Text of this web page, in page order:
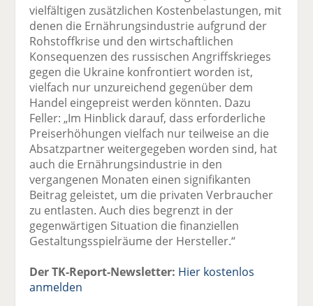
vielfältigen zusätzlichen Kostenbelastungen, mit
denen die Ernährungsindustrie aufgrund der
Rohstoffkrise und den wirtschaftlichen
Konsequenzen des russischen Angriffskrieges
gegen die Ukraine konfrontiert worden ist,
vielfach nur unzureichend gegenüber dem
Handel eingepreist werden könnten. Dazu
Feller: „Im Hinblick darauf, dass erforderliche
Preiserhöhungen vielfach nur teilweise an die
Absatzpartner weitergegeben worden sind, hat
auch die Ernährungsindustrie in den
vergangenen Monaten einen signifikanten
Beitrag geleistet, um die privaten Verbraucher
zu entlasten. Auch dies begrenzt in der
gegenwärtigen Situation die finanziellen
Gestaltungsspielräume der Hersteller.“
Der TK-Report-Newsletter: Hier kostenlos
anmelden